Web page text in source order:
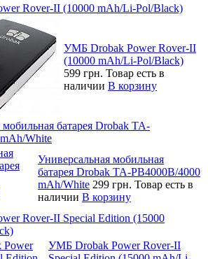
Rover-II (10000 mAh/Li-Pol/Black)
УМБ Drobak Power Rover-II
(10000 mAh/Li-Pol/Black)
599 грн. Товар есть в
наличии В корзину
батарея Drobak TA-
White
Универсальная мобильная
батарея Drobak TA-PB4000B/4000
mAh/White 299 грн. Товар есть в
наличии В корзину
Rover-II Special Edition (15000
УМБ Drobak Power Rover-II